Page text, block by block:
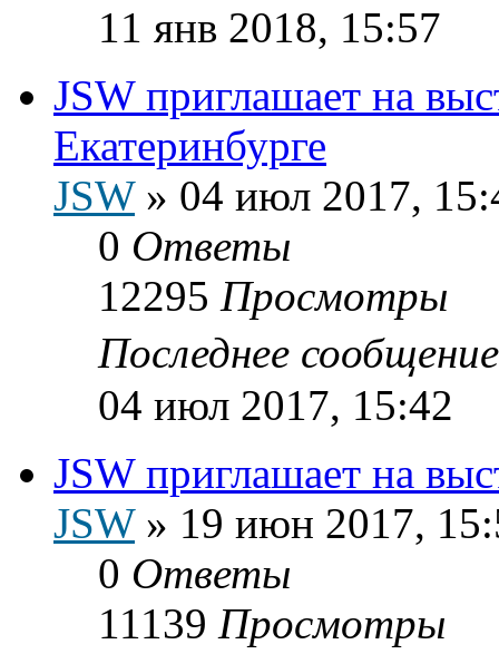
11 янв 2018, 15:57
JSW приглашает на
Екатеринбурге
JSW» 04 июл 2017,
0 Ответы
12295 Просмотры
Последнее
04 июл 2017, 15:42
JSW приглашает на
JSW» 19 июн 2017,
0 Ответы
11139 Просмотры